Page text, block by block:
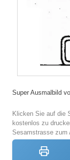
Super Ausmalbild
Klicken Sie auf die
kostenlos zu
Sesamstrasse zum